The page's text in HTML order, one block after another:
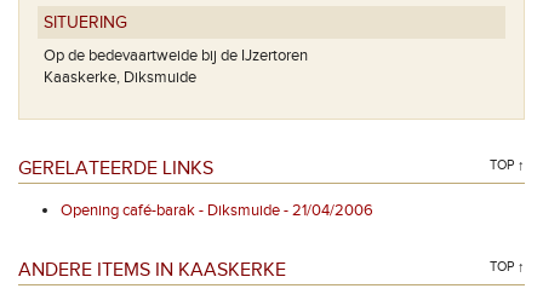
SITUERING
Op de bedevaartweide bij de IJzertoren
Kaaskerke, Diksmuide
GERELATEERDE LINKS TOP ↑
Opening café-barak - Diksmuide - 21/04/2006
ANDERE ITEMS IN KAASKERKE TOP ↑